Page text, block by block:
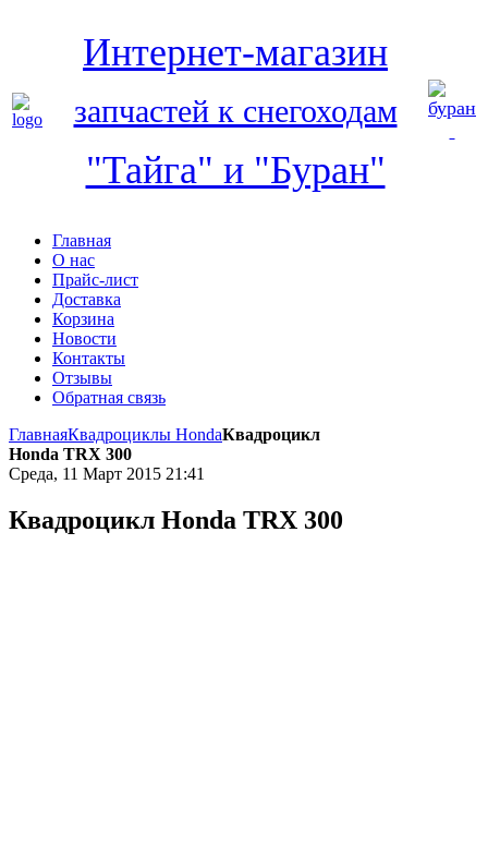
Интернет-магазин
запчастей к снегоходам
"Тайга" и "Буран"
Главная
О нас
Прайс-лист
Доставка
Корзина
Новости
Контакты
Отзывы
Обратная связь
ГлавнаяКвадроциклы HondaКвадроцикл
Honda TRX 300
Среда, 11 Март 2015 21:41
Квадроцикл Honda TRX 300